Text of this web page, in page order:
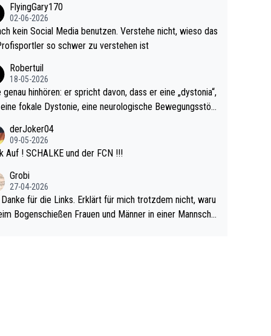
hat.
in den Griff kriegen. Nur eins wundert mich: Luke Li
doch neulich erst derjenige, der über Social Media G
hat. Und Littlers Mutter schießt öfters mal gege
FlyingGary170
02-06-2026
kein Social Media benutzen. Verstehe nicht, wieso das
so schwer zu verstehen ist
Robertuil
18-05-2026
genau hinhören: er spricht davon, dass er eine „dystonia“,
fokale Dystonie, eine neurologische Bewegungsstör
im Arm hat. Und, dass Medikamente ihm helfen! Ich gl
immer noch, dass sehr viele der Dartits-Fälle fälschlich p
könnten teils wirksam behandelt werden! Dafür müsst
nur zum Neurologen und nicht zum Mentaltrainer gehe
derJoker04
09-05-2026
Auf ! SCHALKE und der FCN !!!
Grobi
27-04-2026
Danke für die Links. Erklärt für mich trotzdem nicht, waru
Bogenschießen Frauen und Männer in einer Mannscha